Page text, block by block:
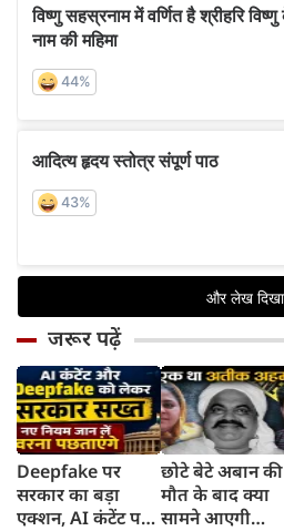
जरूर पढ़ें
Deepfake पर
सरकार का बड़ा
एक्शन, AI कंटेंट पर
छोटे बेटे अबान की
मौत के बाद क्या
सामने आएगी